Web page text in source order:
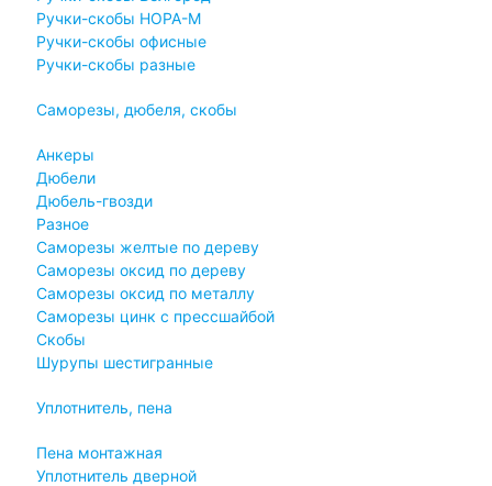
Ручки-скобы НОРА-М
Ручки-скобы офисные
Ручки-скобы разные
Саморезы, дюбеля, скобы
Анкеры
Дюбели
Дюбель-гвозди
Разное
Саморезы желтые по дереву
Саморезы оксид по дереву
Саморезы оксид по металлу
Саморезы цинк с прессшайбой
Скобы
Шурупы шестигранные
Уплотнитель, пена
Пена монтажная
Уплотнитель дверной